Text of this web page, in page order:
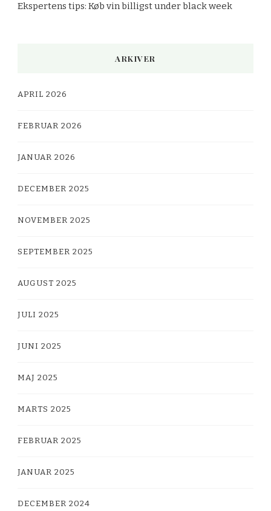
Ekspertens tips: Køb vin billigst under black week
ARKIVER
APRIL 2026
FEBRUAR 2026
JANUAR 2026
DECEMBER 2025
NOVEMBER 2025
SEPTEMBER 2025
AUGUST 2025
JULI 2025
JUNI 2025
MAJ 2025
MARTS 2025
FEBRUAR 2025
JANUAR 2025
DECEMBER 2024